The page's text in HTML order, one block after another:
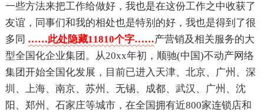
一些方法来把工作给做好，我也是在这份工作之中收获了
友谊，同事们和我的相处也是特别的好，我也是得到了很
多同 ……此处隐藏11810个字……产营销及相关服务的大
型全国化企业集团。从20xx年初，顺驰(中国)不动产网络
集团开始全国化发展，目前已进入天津、北京、广州、深
圳、上海、南京、苏州、无锡、成都、武汉、广州、沈
阳、郑州、石家庄等城市，在全国拥有近800家连锁店和